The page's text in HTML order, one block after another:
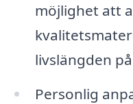
möjlighet att
livslängden
Personlig